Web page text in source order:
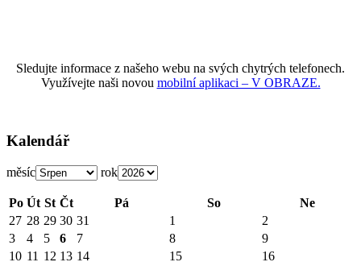
Sledujte informace z našeho webu na svých chytrých telefonech.
Využívejte naši novou mobilní aplikaci – V OBRAZE.
Kalendář
měsíc rok
Po Út St Čt Pá So
Ne
27 28 29 30 31 1
2
3
4 5 6 7 8
9
10 11 12 13 14 15 16